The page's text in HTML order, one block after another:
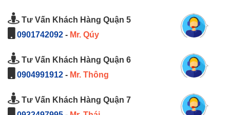
Tư Vấn Khách Hàng Quận 5
0901742092 - Mr. Qúy
Tư Vấn Khách Hàng Quận 6
0904991912 - Mr. Thông
Tư Vấn Khách Hàng Quận 7